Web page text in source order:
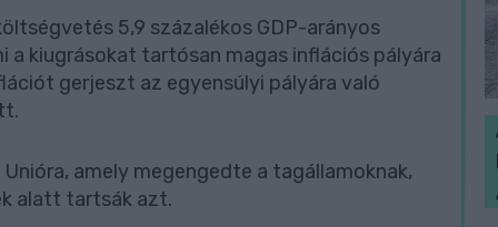
5,9 százalékos GDP-arányos
kiugrásokat tartósan magas inflációs pályára
gerjeszt az egyensúlyi pályára való
amely megengedte a tagállamoknak,
alatt tartsák azt.